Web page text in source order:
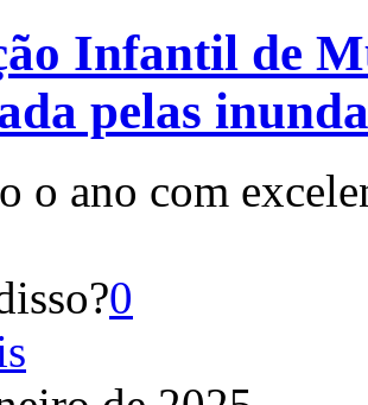
Infantil de
pelas
o ano com
0